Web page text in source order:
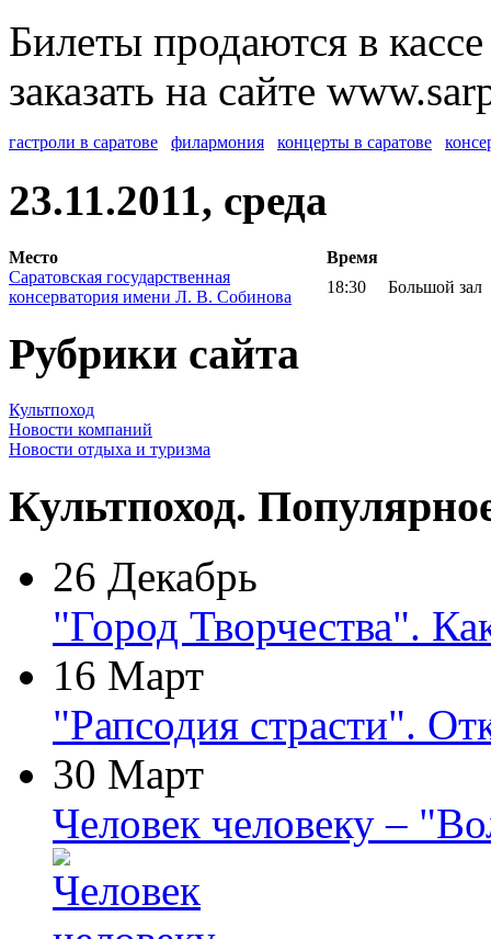
Билеты продаются в
заказать на сайте
гастроли в саратове филармония концерты в саратове
23.11.2011, среда
Место
Время
Саратовская государственная
консерватория имени Л. В. Собинова
18:30 Большой зал
Рубрики сайта
Культпоход
Новости компаний
Новости отдыха и туризма
Культпоход.
26 Декабрь
"Город Творчества".
16 Март
"Рапсодия страсти".
30 Март
Человек человеку –